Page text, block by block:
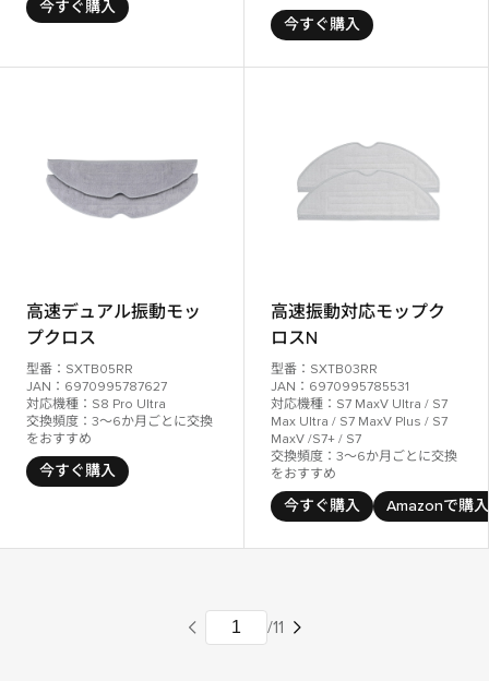
今すぐ購入
今すぐ購入
高速デュアル振動モッ
プクロス
型番：SXTB05RR
JAN：6970995787627
対応機種：S8 Pro Ultra
交換頻度：3～6か月ごとに交換
をおすすめ
今すぐ購入
高速振動対応モップク
ロスN
型番：SXTB03RR
JAN：6970995785531
対応機種：S7 MaxV Ultra / S7
Max Ultra / S7 MaxV Plus / S7
MaxV /S7+ / S7
交換頻度：3～6か月ごとに交換
をおすすめ
今すぐ購入 Amazonで購入